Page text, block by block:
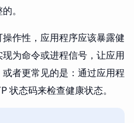
。
作性，应用程序应该暴露健
为命令或进程信号，让应用
者更常见的是：通过应用程
状态码来检查健康状态。